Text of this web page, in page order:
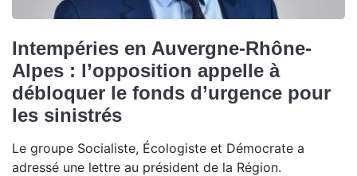
Intempéries en Auvergne-Rhône-
Alpes : l’opposition appelle à
débloquer le fonds d’urgence pour
les sinistrés
Le groupe Socialiste, Écologiste et Démocrate a
adressé une lettre au président de la Région.